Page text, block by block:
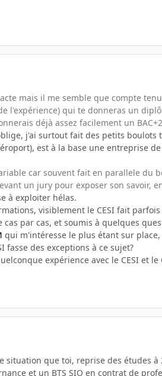
mais il me semble que compte
l'expérience) qui te donneras un
déjà assez facilement un
j'ai surtout fait des petits
est à la base une entreprise
car souvent fait en parallele du
un jury pour exposer son savoir,
à exploiter hélas.
visiblement le CESI fait
par cas, et soumis à quelques
qui m'intéresse le plus étant sur
fasse des exceptions à ce sujet?
expérience avec le CESI et le
situation que toi, reprise des études
et un BTS SIO en contrat de